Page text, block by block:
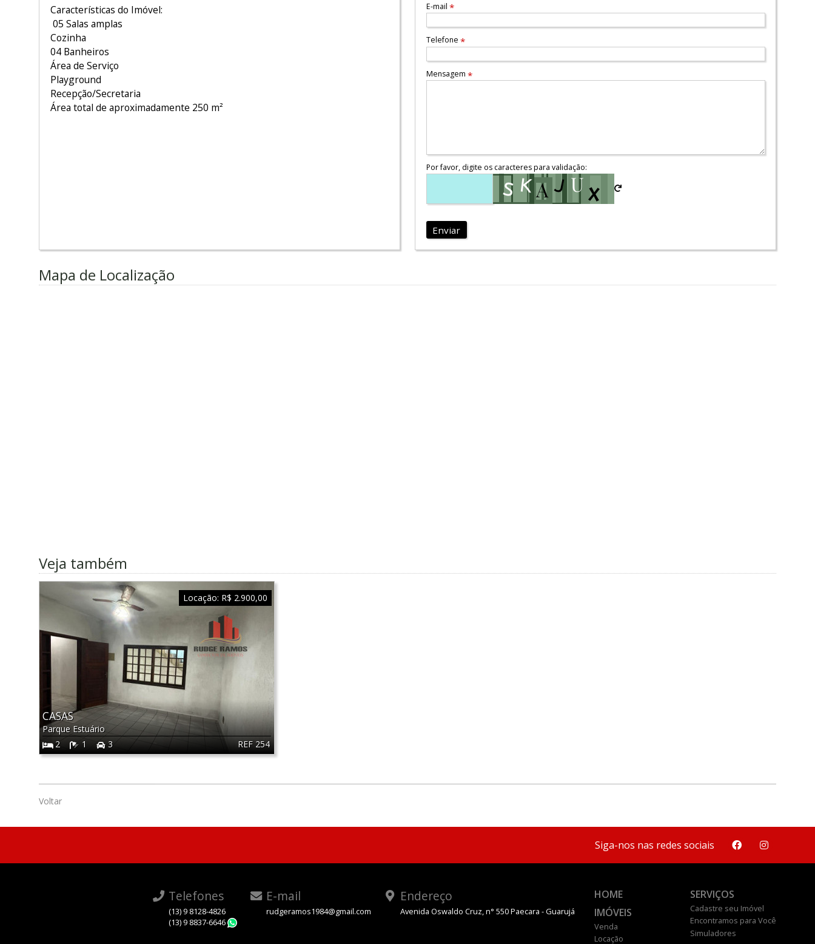
Características do Imóvel:
05 Salas amplas
Cozinha
04 Banheiros
Área de Serviço
Playground
Recepção/Secretaria
Área total de aproximadamente 250 m²
E-mail *
Telefone *
Mensagem *
Por favor, digite os caracteres para validação:
Enviar
Mapa de Localização
Veja também
REF 254
CASAS
Parque Estuário
2
1 3
Locação: R$ 2.900,00
Voltar
Siga-nos nas redes sociais
Telefones
(13) 9 8128-4826
(13) 9 8837-6646
E-mail
rudgeramos1984@gmail.com
Endereço
Avenida Oswaldo Cruz, n° 550 Paecara - Guarujá
HOME
IMÓVEIS
Venda
Locação
SERVIÇOS
Cadastre seu Imóvel
Encontramos para Você
Simuladores